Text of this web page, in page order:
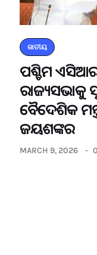
ଜାତୀୟ
ପଶ୍ଚିମ
ରାଜ୍ୟସଭାକୁ
ବୈଦେଶିକ
ଜୟଶଙ୍କର
MARCH 9, 2026